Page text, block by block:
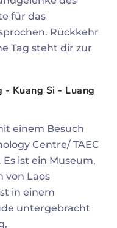
für das
Rückkehr
Tag steht dir zur
- Kuang Si - Luang
einem Besuch
Centre/ TAEC
ist ein Museum,
von Laos
in einem
untergebracht